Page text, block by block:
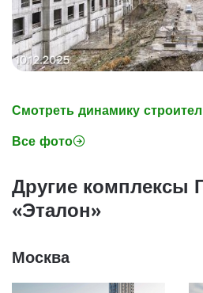
Смотреть динамику
Все фото
Другие комплексы
«Эталон»
Москва